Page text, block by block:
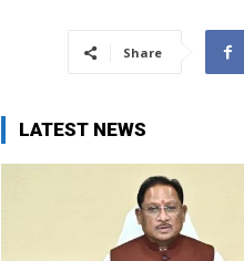
Share
LATEST NEWS